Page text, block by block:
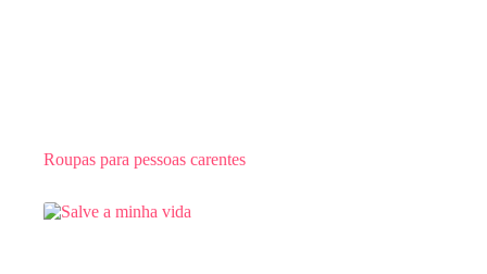
Roupas para pessoas carentes